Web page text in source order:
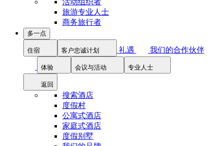
旅游专业人士
商务旅行者
多一点
住宿 客户忠诚计划 礼遇 我们的合作伙伴
体验 会议与活动 专业人士
返回
搜索酒店
度假村
公寓式酒店
家庭式酒店
度假别墅